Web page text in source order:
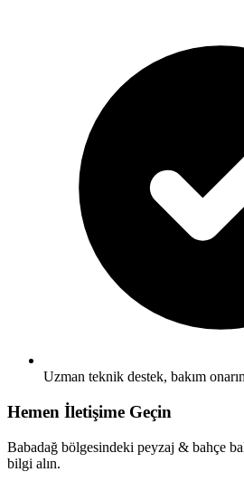
Uzman teknik destek, bakım
Hemen İletişime Geçin
Babadağ bölgesindeki peyzaj & bahçe
bilgi alın.